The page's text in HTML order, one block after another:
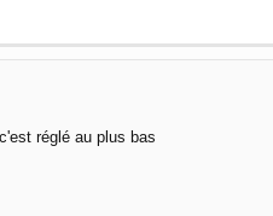
réglé au plus bas